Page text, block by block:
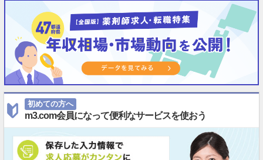
初めての方へ
m3.com会員になって便利なサービスを使おう